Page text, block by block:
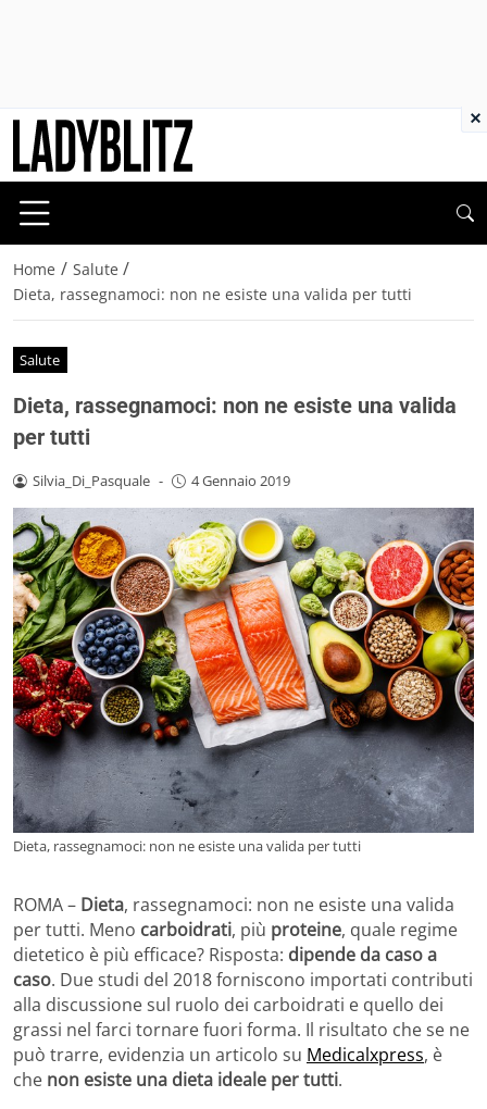
Home / Salute /
Dieta, rassegnamoci: non ne esiste una valida per tutti
Salute
Dieta, rassegnamoci: non ne esiste una valida
per tutti
Silvia_Di_Pasquale - 4 Gennaio 2019
Dieta, rassegnamoci: non ne esiste una valida per tutti
ROMA – Dieta, rassegnamoci: non ne esiste una valida
per tutti. Meno carboidrati, più proteine, quale regime
dietetico è più efficace? Risposta: dipende da caso a
caso. Due studi del 2018 forniscono importati contributi
alla discussione sul ruolo dei carboidrati e quello dei
grassi nel farci tornare fuori forma. Il risultato che se ne
può trarre, evidenzia un articolo su Medicalxpress, è
che non esiste una dieta ideale per tutti.
×